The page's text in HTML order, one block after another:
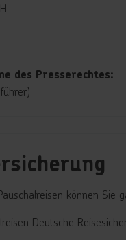
des Presserechtes:
können Sie
Deutsche